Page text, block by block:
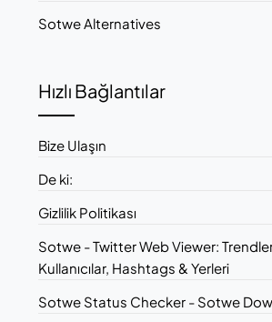
Sotwe Alternatives
Hızlı Bağlantılar
Bize Ulaşın
De ki:
Gizlilik Politikası
Sotwe - Twitter Web Viewer:
Kullanıcılar, Hashtags & Yerleri
Sotwe Status Checker - Sotwe